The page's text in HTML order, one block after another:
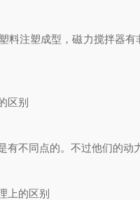
注塑成型，磁力搅拌器有
区别
同点的。不过他们的动
的区别